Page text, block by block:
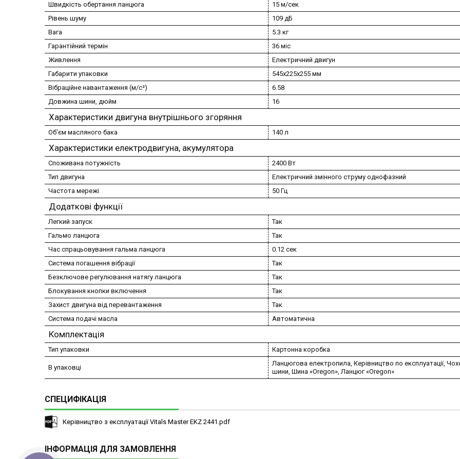
Швидкість обертання ланцюга
15 м/сек
Рівень шуму
109 дБ
Вага
5.3 кг
Гарантійний термін
36 міс
Живлення
Електричний двигун
Габарити упаковки
545х225х255 мм
Вібраційне навантаження (м/c²)
6.58
Довжина шини, дюйм
16
Характеристики двигуна внутрішнього згоряння
Об'єм масляного бака 140 л
Характеристики електродвигуна, акумулятора
Споживана потужність
2400 Вт
Тип двигуна
Електричний змінного струму однофазний
Частота мережі
50 Гц
Додаткові функції
Легкий запуск
Так
Гальмо ланцюга
Так
Час спрацьовування гальма ланцюга
0.12 сек
Система погашення вібрації
Так
Безключове регулювання натягу ланцюга
Так
Блокування кнопки включення
Так
Захист двигуна від перевантаження
Так
Система подачі масла
Автоматична
Комплектація
Тип упаковки Картонна коробка
В упаковці
Ланцюгова електропила, Керівництво по експлуатації,
шини, Шина «Oregon», Ланцюг «Oregon»
СПЕЦИФІКАЦІЯ
Керівництво з експлуатації Vitals Master EKZ 2441.pdf
ІНФОРМАЦІЯ ДЛЯ ЗАМОВЛЕННЯ